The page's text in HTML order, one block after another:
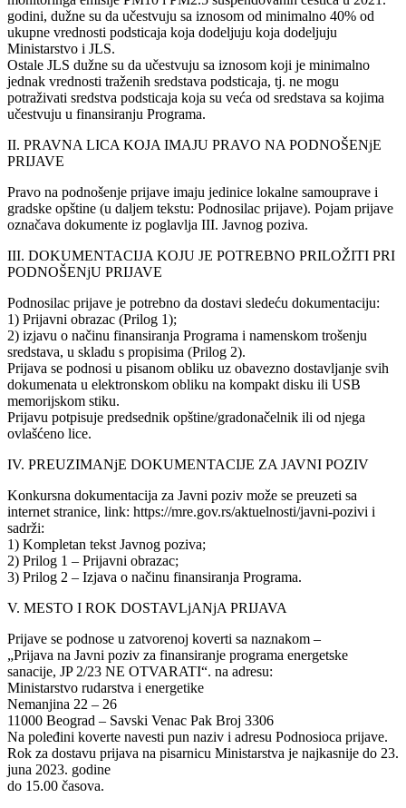
godini, dužne su da učestvuju sa iznosom od minimalno 40% od
ukupne vrednosti podsticaja koja dodeljuju koja dodeljuju
Ministarstvo i JLS.
Ostale JLS dužne su da učestvuju sa iznosom koji je minimalno
jednak vrednosti traženih sredstava podsticaja, tj. ne mogu
potraživati sredstva podsticaja koja su veća od sredstava sa kojima
učestvuju u finansiranju Programa.
II. PRAVNA LICA KOJA IMAJU PRAVO NA PODNOŠENjE
PRIJAVE
Pravo na podnošenje prijave imaju jedinice lokalne samouprave i
gradske opštine (u daljem tekstu: Podnosilac prijave). Pojam prijave
označava dokumente iz poglavlja III. Javnog poziva.
III. DOKUMENTACIJA KOJU JE POTREBNO PRILOŽITI PRI
PODNOŠENjU PRIJAVE
Podnosilac prijave je potrebno da dostavi sledeću dokumentaciju:
1) Prijavni obrazac (Prilog 1);
2) izjavu o načinu finansiranja Programa i namenskom trošenju
sredstava, u skladu s propisima (Prilog 2).
Prijava se podnosi u pisanom obliku uz obavezno dostavljanje svih
dokumenata u elektronskom obliku na kompakt disku ili USB
memorijskom stiku.
Prijavu potpisuje predsednik opštine/gradonačelnik ili od njega
ovlašćeno lice.
IV. PREUZIMANjE DOKUMENTACIJE ZA JAVNI POZIV
Konkursna dokumentacija za Javni poziv može se preuzeti sa
internet stranice, link: https://mre.gov.rs/aktuelnosti/javni-pozivi i
sadrži:
1) Kompletan tekst Javnog poziva;
2) Prilog 1 – Prijavni obrazac;
3) Prilog 2 – Izjava o načinu finansiranja Programa.
V. MESTO I ROK DOSTAVLjANjA PRIJAVA
Prijave se podnose u zatvorenoj koverti sa naznakom –
„Prijava na Javni poziv za finansiranje programa energetske
sanacije, JP 2/23 NE OTVARATI“. na adresu:
Ministarstvo rudarstva i energetike
Nemanjina 22 – 26
11000 Beograd – Savski Venac Pak Broj 3306
Na poleđini koverte navesti pun naziv i adresu Podnosioca prijave.
Rok za dostavu prijava na pisarnicu Ministarstva je najkasnije do 23.
juna 2023. godine
do 15.00 časova.